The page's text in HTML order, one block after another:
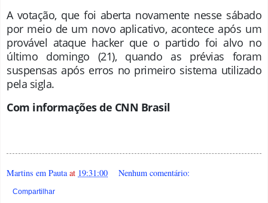
A votação, que foi aberta novamente nesse sábado
por meio de um novo aplicativo, acontece após um
provável ataque hacker que o partido foi alvo no
último domingo (21), quando as prévias foram
suspensas após erros no primeiro sistema utilizado
pela sigla.
Com informações de CNN Brasil
Martins em Pauta at 19:31:00 Nenhum comentário:
Compartilhar